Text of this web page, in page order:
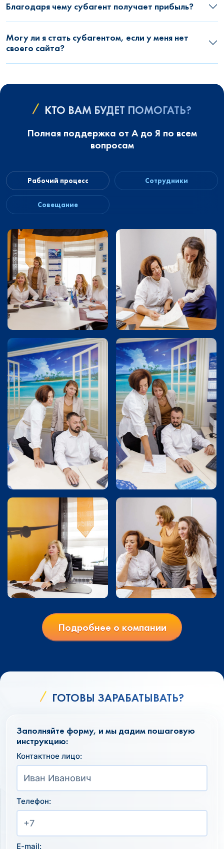
Благодаря чему субагент получает прибыль?
Могу ли я стать субагентом, если у меня нет
своего сайта?
КТО ВАМ БУДЕТ ПОМОГАТЬ?
Полная поддержка от А до Я по всем
вопросам
Рабочий процесс Сотрудники
Совещание
Подробнее о компании
ГОТОВЫ ЗАРАБАТЫВАТЬ?
Заполняйте форму, и мы дадим пошаговую
инструкцию:
Контактное лицо:
Телефон:
E-mail: